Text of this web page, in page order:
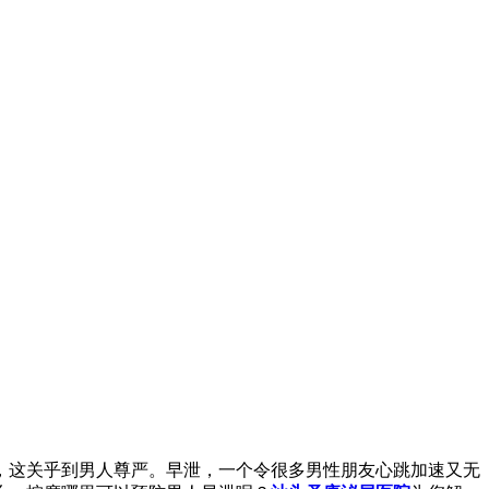
关乎到男人尊严。早泄，一个令很多男性朋友心跳加速又无